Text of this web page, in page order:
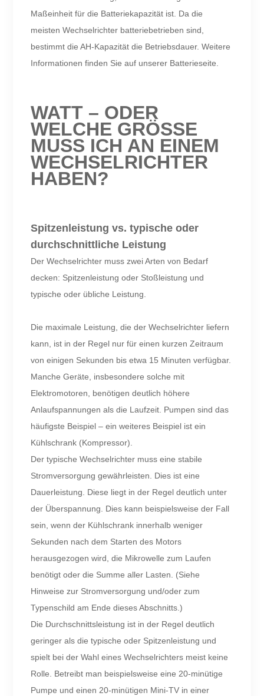
Maßeinheit für die Batteriekapazität ist. Da die
meisten Wechselrichter batteriebetrieben sind,
bestimmt die AH-Kapazität die Betriebsdauer. Weitere
Informationen finden Sie auf unserer Batterieseite.
WATT – ODER
WELCHE GRÖSSE
MUSS ICH AN EINEM
WECHSELRICHTER
HABEN?
Spitzenleistung vs. typische oder
durchschnittliche Leistung
Der Wechselrichter muss zwei Arten von Bedarf
decken: Spitzenleistung oder Stoßleistung und
typische oder übliche Leistung.
Die maximale Leistung, die der Wechselrichter liefern
kann, ist in der Regel nur für einen kurzen Zeitraum
von einigen Sekunden bis etwa 15 Minuten verfügbar.
Manche Geräte, insbesondere solche mit
Elektromotoren, benötigen deutlich höhere
Anlaufspannungen als die Laufzeit. Pumpen sind das
häufigste Beispiel – ein weiteres Beispiel ist ein
Kühlschrank (Kompressor).
Der typische Wechselrichter muss eine stabile
Stromversorgung gewährleisten. Dies ist eine
Dauerleistung. Diese liegt in der Regel deutlich unter
der Überspannung. Dies kann beispielsweise der Fall
sein, wenn der Kühlschrank innerhalb weniger
Sekunden nach dem Starten des Motors
herausgezogen wird, die Mikrowelle zum Laufen
benötigt oder die Summe aller Lasten. (Siehe
Hinweise zur Stromversorgung und/oder zum
Typenschild am Ende dieses Abschnitts.)
Die Durchschnittsleistung ist in der Regel deutlich
geringer als die typische oder Spitzenleistung und
spielt bei der Wahl eines Wechselrichters meist keine
Rolle. Betreibt man beispielsweise eine 20-minütige
Pumpe und einen 20-minütigen Mini-TV in einer